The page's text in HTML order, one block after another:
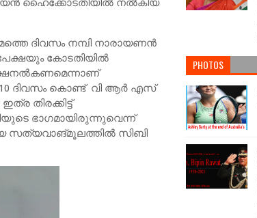
ഹൈക്കോടതിയില്‍ നല്‍കിയ
ദിവസം നമ്പി നാരായണന്‍
കോടതിയില്‍
ദിവസം കൊണ്ട് വി ആര്‍ എസ്
തിരക്കിട്ട്
ഭാഗമായിരുന്നുവെന്ന്
സത്യവാങ്മൂലത്തില്‍ സിബി
PHOTOS